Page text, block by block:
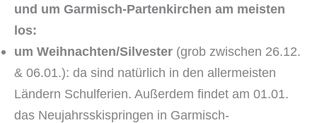
und um Garmisch-Partenkirchen am meisten
los:
um Weihnachten/Silvester (grob zwischen 26.12.
& 06.01.): da sind natürlich in den allermeisten
Ländern Schulferien. Außerdem findet am 01.01.
das Neujahrsskispringen in Garmisch-